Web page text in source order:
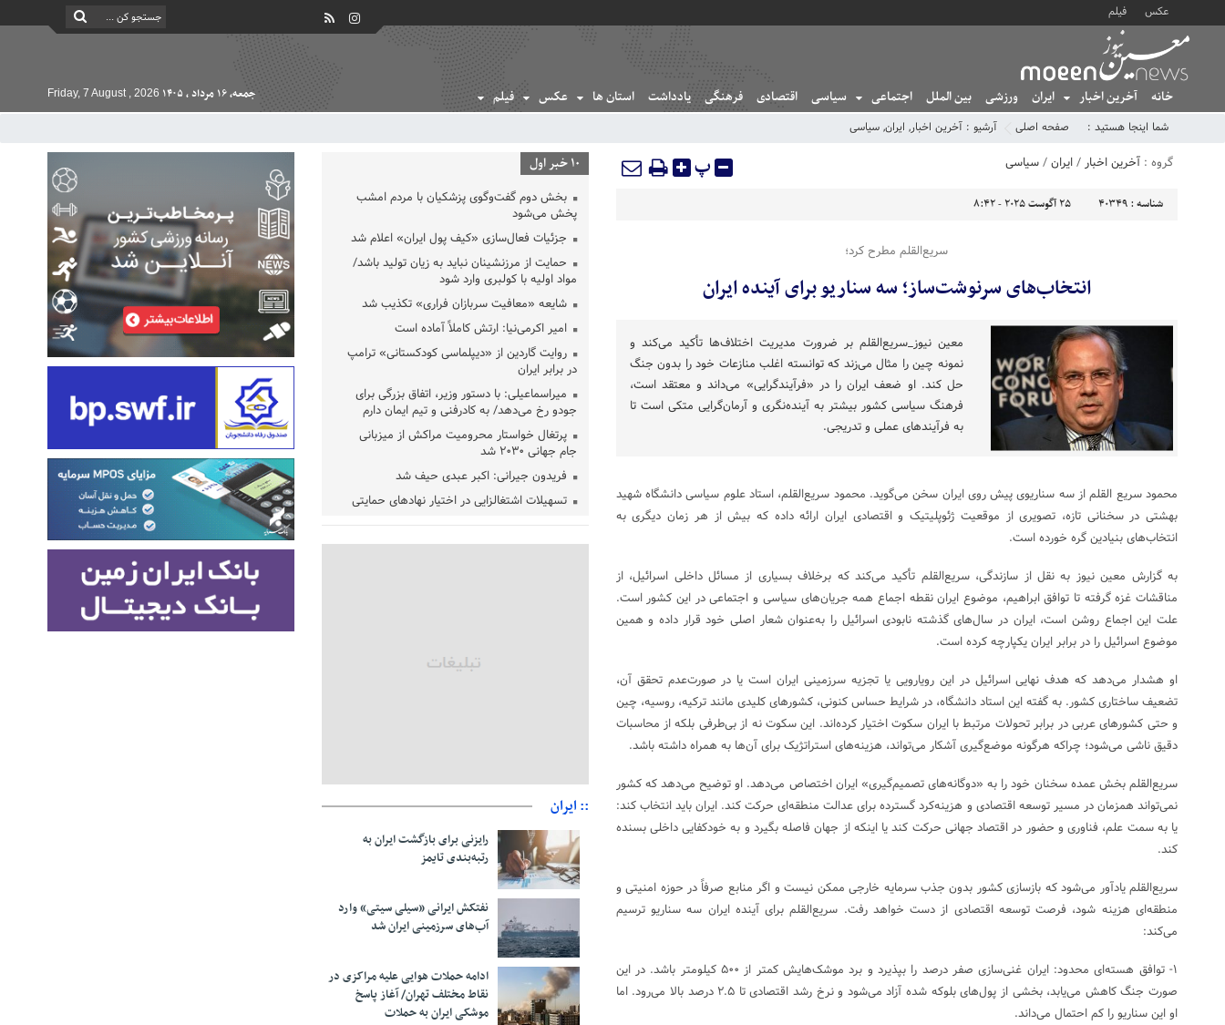
عکس فیلم
خانه آخرین اخبار ایران ورزشی بین الملل اجتماعی سیاسی اقتصادی فرهنگی یادداشت استان ها عکس فیلم جمعه, ۱۶ مرداد , ۱۴۰۵ Friday, 7 August , 2026
شما اینجا هستید : صفحه اصلی آرشیو : آخرین اخبار, ایران, سیاسی
گروه : آخرین اخبار/ایران/سیاسی پ
شناسه : 40349 25 آگوست 2025 - 8:42
سریع‌القلم مطرح کرد؛
انتخاب‌های سرنوشت‌ساز؛ سه سناریو برای آینده ایران
معین نیوز_سریع‌القلم بر ضرورت مدیریت اختلاف‌ها تأکید می‌کند و
نمونه چین را مثال می‌زند که توانسته اغلب منازعات خود را بدون جنگ
حل کند. او ضعف ایران را در «فرآیندگرایی» می‌داند و معتقد است،
فرهنگ سیاسی کشور بیشتر به آینده‌نگری و آرمان‌گرایی متکی است تا
به فرآیندهای عملی و تدریجی.
محمود سریع القلم از سه سناریوی پیش روی ایران سخن می‌گوید. محمود سریع‌القلم، استاد علوم سیاسی دانشگاه شهید
بهشتی در سخنانی تازه، تصویری از موقعیت ژئوپلیتیک و اقتصادی ایران ارائه داده که بیش از هر زمان دیگری به
انتخاب‌های بنیادین گره خورده است.
به گزارش معین نیوز به نقل از سازندگی، سریع‌القلم تأکید می‌کند که برخلاف بسیاری از مسائل داخلی اسرائیل، از
مناقشات غزه گرفته تا توافق ابراهیم، موضوع ایران نقطه اجماع همه جریان‌های سیاسی و اجتماعی در این کشور است.
علت این اجماع روشن است، ایران در سال‌های گذشته نابودی اسرائیل را به‌عنوان شعار اصلی خود قرار داده و همین
موضوع اسرائیل را در برابر ایران یکپارچه کرده است.
او هشدار می‌دهد که هدف نهایی اسرائیل در این رویارویی یا تجزیه سرزمینی ایران است یا در صورت‌عدم تحقق آن،
تضعیف ساختاری کشور. به گفته این استاد دانشگاه، در شرایط حساس کنونی، کشورهای کلیدی مانند ترکیه، روسیه، چین
و حتی کشورهای عربی در برابر تحولات مرتبط با ایران سکوت اختیار کرده‌اند. این سکوت نه از بی‌طرفی بلکه از محاسبات
دقیق ناشی می‌شود؛ چراکه هرگونه موضع‌گیری آشکار می‌تواند، هزینه‌های استراتژیک برای آن‌ها به همراه داشته باشد.
سریع‌القلم بخش عمده سخنان خود را به «دوگانه‌های تصمیم‌گیری» ایران اختصاص می‌دهد. او توضیح می‌دهد که کشور
نمی‌تواند همزمان در مسیر توسعه اقتصادی و هزینه‌کرد گسترده برای عدالت منطقه‌ای حرکت کند. ایران باید انتخاب کند:
یا به سمت علم، فناوری و حضور در اقتصاد جهانی حرکت کند یا اینکه از جهان فاصله بگیرد و به خودکفایی داخلی بسنده
کند.
سریع‌القلم یادآور می‌شود که بازسازی کشور بدون جذب سرمایه خارجی ممکن نیست و اگر منابع صرفاً در حوزه امنیتی و
منطقه‌ای هزینه شود، فرصت توسعه اقتصادی از دست خواهد رفت. سریع‌القلم برای آینده ایران سه سناریو ترسیم
می‌کند:
۱- توافق هسته‌ای محدود: ایران غنی‌سازی صفر درصد را بپذیرد و برد موشک‌هایش کمتر از ۵۰۰ کیلومتر باشد. در این
صورت جنگ کاهش می‌یابد، بخشی از پول‌های بلوکه شده آزاد می‌شود و نرخ رشد اقتصادی تا ۲.۵ درصد بالا می‌رود. اما
او این سناریو را کم احتمال می‌داند.
10 خبر اول
بخش دوم گفت‌وگوی پزشکیان با مردم امشب
پخش می‌شود
جزئیات فعال‌سازی «کیف پول ایران» اعلام شد
حمایت از مرزنشینان نباید به زیان تولید باشد/
مواد اولیه با کولبری وارد شود
شایعه «معافیت سربازان فراری» تکذیب شد
امیر اکرمی‌نیا: ارتش کاملاً آماده است
روایت گاردین از «دیپلماسی کودکستانی» ترامپ
در برابر ایران
میراسماعیلی: با دستور وزیر، اتفاق بزرگی برای
جودو رخ می‌دهد/ به کادرفنی و تیم ایمان دارم
پرتغال خواستار محرومیت مراکش از میزبانی
جام جهانی ۲۰۳۰ شد
فریدون جیرانی: اکبر عبدی حیف شد
تسهیلات اشتغالزایی در اختیار نهادهای حمایتی
زمان جلسه سرنوشت‌ساز هیات رئیسه
رئیس سازمان جهاد کشاورزی استان: کشاورزان
:: ایران
رایزنی برای بازگشت ایران به
رتبه‌بندی تایمز
نفتکش ایرانی «سیلی سیتی» وارد
آب‌های سرزمینی ایران شد
ادامه حملات هوایی علیه مراکزی در
نقاط مختلف تهران/ آغاز پاسخ
موشکی ایران به حملات